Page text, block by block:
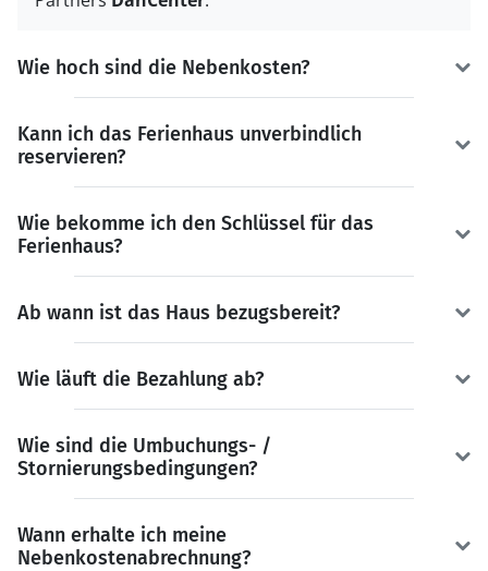
Wie hoch sind die Nebenkosten?
Kann ich das Ferienhaus unverbindlich
reservieren?
Wie bekomme ich den Schlüssel für das
Ferienhaus?
Ab wann ist das Haus bezugsbereit?
Wie läuft die Bezahlung ab?
Wie sind die Umbuchungs- /
Stornierungsbedingungen?
Wann erhalte ich meine
Nebenkostenabrechnung?